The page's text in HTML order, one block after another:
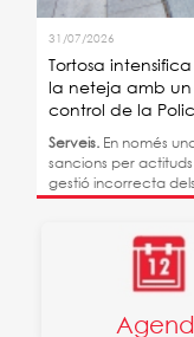
31/07/2026
Tortosa
la neteja amb
control de la
Serveis. En només
sancions per
gestió incorrecta